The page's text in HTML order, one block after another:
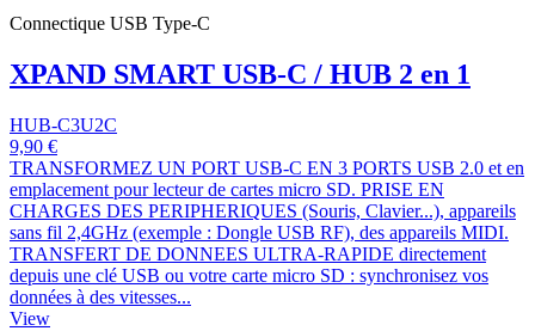
Connectique USB Type-C
XPAND SMART USB-C / HUB 2 en 1
HUB-C3U2C
9,90 €
TRANSFORMEZ UN PORT USB-C EN 3 PORTS USB 2.0 et en
emplacement pour lecteur de cartes micro SD. PRISE EN
CHARGES DES PERIPHERIQUES (Souris, Clavier...), appareils
sans fil 2,4GHz (exemple : Dongle USB RF), des appareils MIDI.
TRANSFERT DE DONNEES ULTRA-RAPIDE directement
depuis une clé USB ou votre carte micro SD : synchronisez vos
données à des vitesses...
View